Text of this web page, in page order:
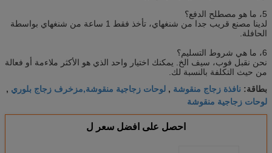
5، ما هو مصطلح الدفع؟
لدينا مصنع قريب جدا من شنغهاي، تأخذ فقط 1 ساعة من شنغهاي بواسطة
الحافلة.
6، ما هي شروط التسليم؟
نحن نقبل فوب، سيف الخ. يمكنك اختيار واحد الذي هو الأكثر ملاءمة أو فعالة
من حيث التكلفة بالنسبة لك.
بطاقة: نافذة زجاج منقوشة , لوحات زجاجية منقوشة,مزخرف زجاج بلوري ,
لوحات زجاجية منقوشة
احصل على افضل سعر ل